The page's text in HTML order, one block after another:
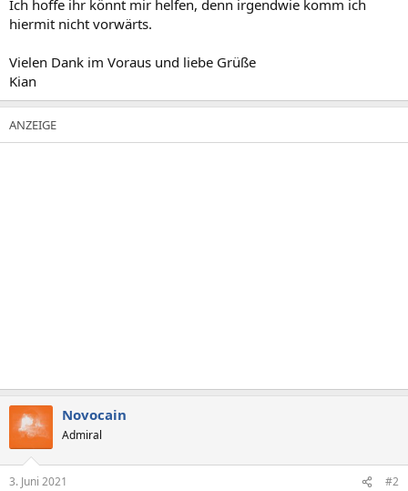
Ich hoffe ihr könnt mir helfen, denn irgendwie komm ich
hiermit nicht vorwärts.
Vielen Dank im Voraus und liebe Grüße
Kian
Novocain
Admiral
3. Juni 2021 #2